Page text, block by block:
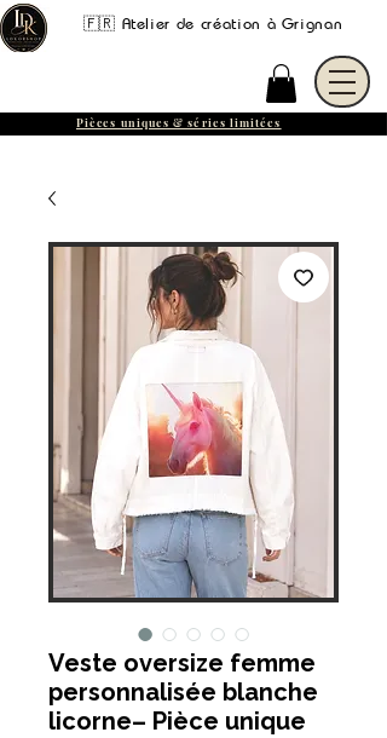
🇫🇷 Atelier de création à Grignan
Pièces uniques & séries limitées
Veste oversize femme
personnalisée blanche
licorne– Pièce unique